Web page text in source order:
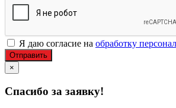
Я даю согласие на обработку
Отправить
×
Спасибо за заявку!